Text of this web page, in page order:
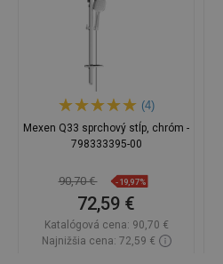
(4)
Mexen Q33 sprchový stĺp, chróm -
798333395-00
90,70 € -19,97%
72,59 €
Katalógová cena: 90,70 €
Najnižšia cena: 72,59 €